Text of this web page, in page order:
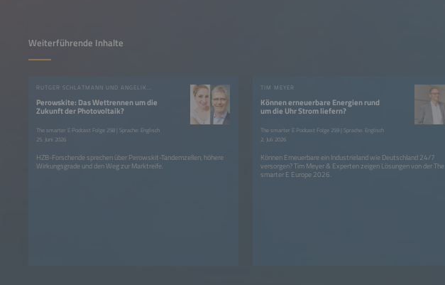
Weiterführende Inhalte
Perowskite: Das Wettrennen um die
Zukunft der Photovoltaik?
The smarter E Podcast Folge 258 | Sprache: Englisch
25. Juni 2026
HZB-Forschende sprechen über Perowskit-Tandemzellen, höhere
Wirkungsgrade und den Weg zur Marktreife.
TIM MEYER
Können erneuerbare Energien rund
um die Uhr Strom liefern?
The smarter E Podcast Folge 259 | Sprache: Englisch
2. Juli 2026
Können Erneuerbare ein Industrieland wie Deutschland 24/7
versorgen? Tim Meyer & Experten zeigen Lösungen von der The
smarter E Europe 2026.